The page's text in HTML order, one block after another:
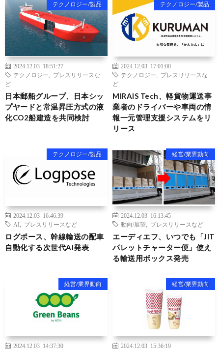
テクノロジー/製品
2024.12.03 18:51:27
テクノロジー
プレスリリースな
ど
日本郵船グループ、日本シッ
プヤードと常温昇圧方式の液
化CO2船建造を共同検討
テクノロジー/製品
2024.12.03 17:01:00
テクノロジー
プレスリリースな
ど
MIRAIS Tech、軽貨物運送事
業者のドライバーや車両の情
報一元管理支援システムをリ
リース
テクノロジー/製品
2024.12.03 16:46:39
AI
プレスリリースなど
ログポース、幹線輸送の配車
自動化する次世代AI発表
経営/業界動向
2024.12.03 16:13:45
動向/展望
プレスリリースなど
エーディエフ、いつでも「JIT
パレットチャーター便」使え
る輸送用ボックス発売
経営/業界動向
2024.12.03 14:37:30
経営/業界動向
2024.12.03 15:36:19